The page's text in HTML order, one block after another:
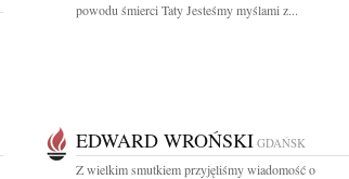
powodu śmierci Taty Jesteśmy myślami z...
EDWARD WROŃSKI GDAŃSK
Z wielkim smutkiem przyjęliśmy wiadomość o